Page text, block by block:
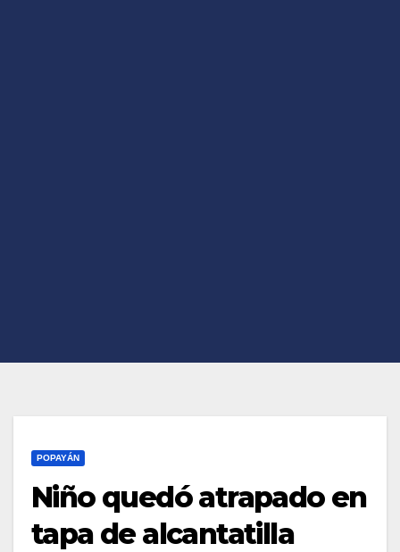
POPAYÁN
Niño quedó atrapado en
tapa de alcantatilla